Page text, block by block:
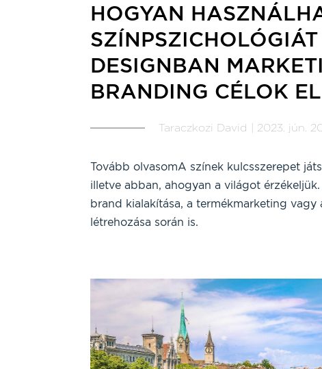
HOGYAN
DESIGNBAN
BRANDING CÉLOK
Taraczkozi David | 2023. jún.
Tovább olvasomA színek kulcsszerepet
illetve abban, ahogyan a világot
brand kialakítása, a termékmarketing
létrehozása során is.